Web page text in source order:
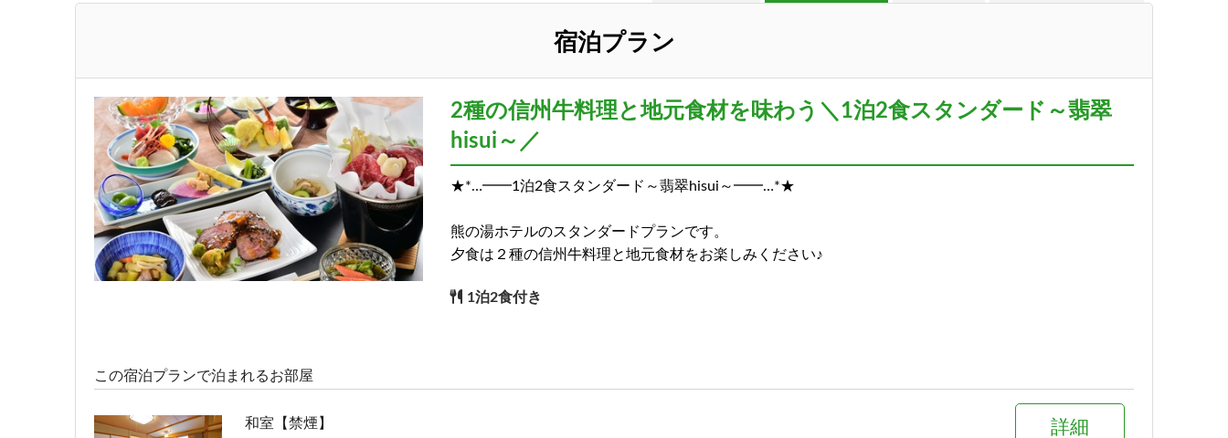
宿泊プラン
2種の信州牛料理と地元食材を味わう＼1泊2食スタンダード～翡翠
hisui～／
★*…━━1泊2食スタンダード～翡翠hisui～━━…*★
熊の湯ホテルのスタンダードプランです。
夕食は２種の信州牛料理と地元食材をお楽しみください♪
1泊2食付き
この宿泊プランで泊まれるお部屋
和室【禁煙】 詳細